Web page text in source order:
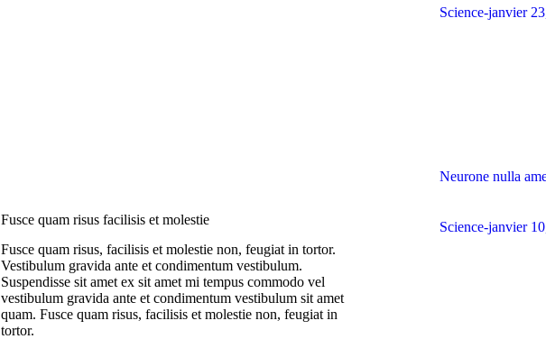
Fusce quam risus facilisis et molestie
Fusce quam risus, facilisis et molestie non, feugiat in tortor.
Vestibulum gravida ante et condimentum vestibulum.
Suspendisse sit amet ex sit amet mi tempus commodo vel
vestibulum gravida ante et condimentum vestibulum sit amet
quam. Fusce quam risus, facilisis et molestie non, feugiat in
tortor.
Science janvier
Neurone nulla
Science janvier